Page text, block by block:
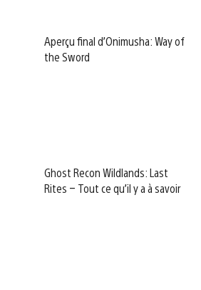
Aperçu final d’Onimusha: Way of
the Sword
Ghost Recon Wildlands: Last
Rites – Tout ce qu’il y a à savoir